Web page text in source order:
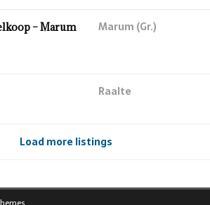
– Marum
Marum (Gr.)
Raalte
Load more listings